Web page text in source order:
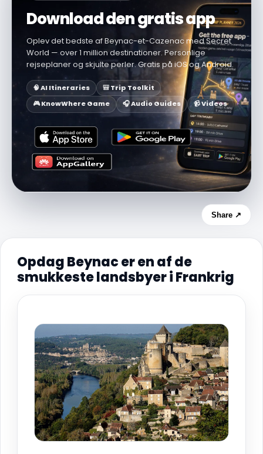
Download den gratis app
Oplev det bedste af Beynac-et-Cazenac med Secret
World — over 1 million destinationer. Personlige
rejseplaner og skjulte perler. Gratis på iOS og Android.
🧠 AI Itineraries
🎒 Trip Toolkit
🎮 KnowWhere Game
🎧 Audio Guides 📹 Videos
Share ↗
Opdag Beynac er en af de
smukkeste landsbyer i Frankrig